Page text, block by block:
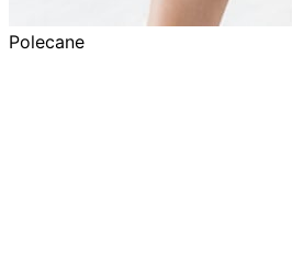
Polecane